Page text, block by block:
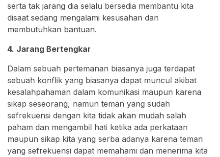
serta tak jarang dia selalu bersedia membantu kita
disaat sedang mengalami kesusahan dan
membutuhkan bantuan.
4. Jarang Bertengkar
Dalam sebuah pertemanan biasanya juga terdapat
sebuah konflik yang biasanya dapat muncul akibat
kesalahpahaman dalam komunikasi maupun karena
sikap seseorang, namun teman yang sudah
sefrekuensi dengan kita tidak akan mudah salah
paham dan mengambil hati ketika ada perkataan
maupun sikap kita yang serba adanya karena teman
yang sefrekuensi dapat memahami dan menerima kita